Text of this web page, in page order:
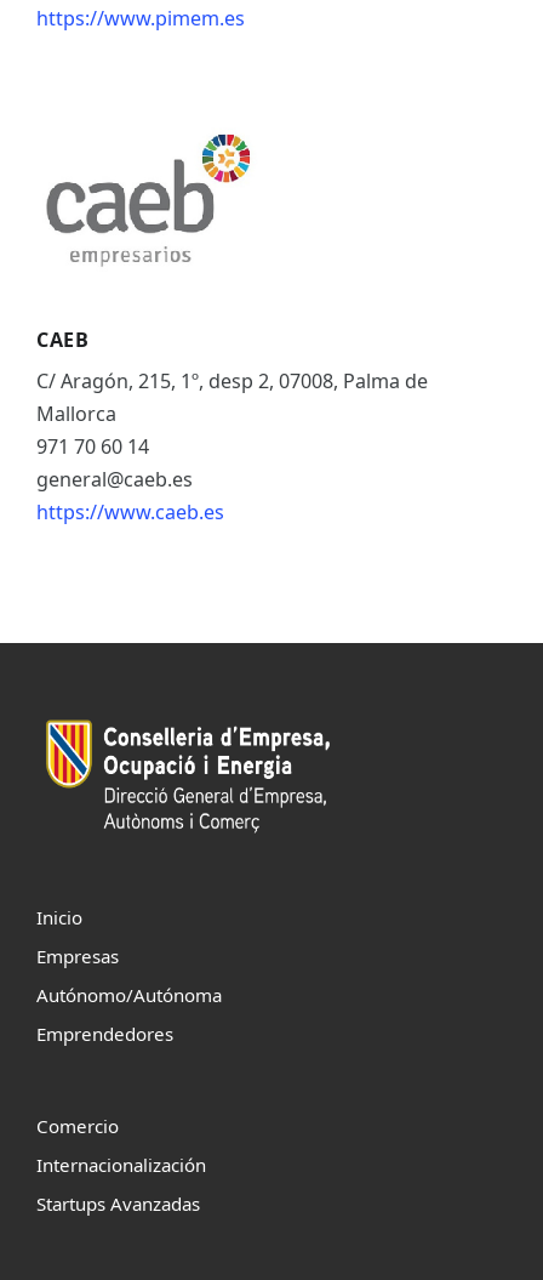
https://www.pimem.es
CAEB
C/ Aragón, 215, 1º, desp 2, 07008, Palma de
Mallorca
971 70 60 14
general@caeb.es
https://www.caeb.es
Inicio
Empresas
Autónomo/Autónoma
Emprendedores
Comercio
Internacionalización
Startups Avanzadas